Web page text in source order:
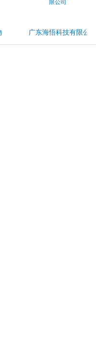
广东海悟科技有限公司